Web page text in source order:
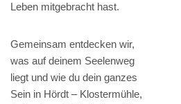
Leben mitgebracht hast.
Gemeinsam entdecken wir,
was auf deinem Seelenweg
liegt und wie du dein ganzes
Sein in Hördt – Klostermühle,